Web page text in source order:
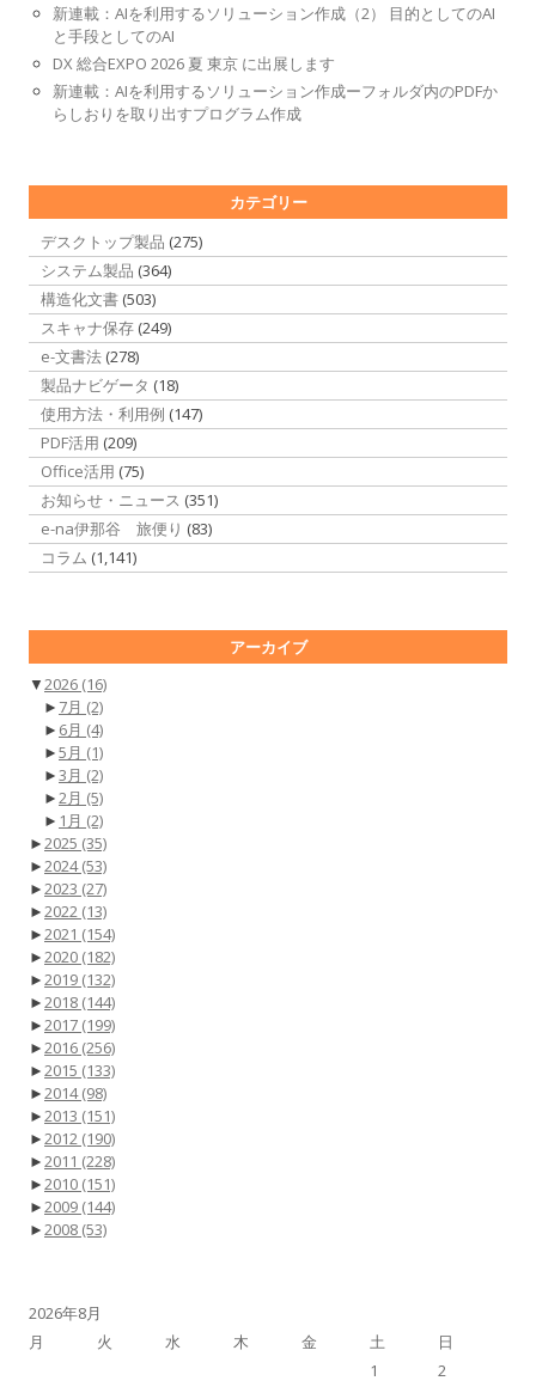
新連載：AIを利用するソリューション作成（2） 目的としてのAI
と手段としてのAI
DX 総合EXPO 2026 夏 東京 に出展します
新連載：AIを利用するソリューション作成ーフォルダ内のPDFか
らしおりを取り出すプログラム作成
カテゴリー
デスクトップ製品 (275)
システム製品 (364)
構造化文書 (503)
スキャナ保存 (249)
e-文書法 (278)
製品ナビゲータ (18)
使用方法・利用例 (147)
PDF活用 (209)
Office活用 (75)
お知らせ・ニュース (351)
e-na伊那谷 旅便り (83)
コラム (1,141)
アーカイブ
▼2026 (16)
► 7月 (2)
► 6月 (4)
►5月 (1)
►3月 (2)
►2月 (5)
► 1月 (2)
►2025 (35)
►2024(53)
►2023 (27)
►2022 (13)
►2021 (154)
►2020 (182)
►2019 (132)
►2018 (144)
►2017 (199)
►2016 (256)
►2015 (133)
►2014(98)
►2013 (151)
►2012 (190)
►2011 (228)
►2010 (151)
►2009 (144)
►2008 (53)
2026年8月
月
火 水 木 金 土
日
1
2